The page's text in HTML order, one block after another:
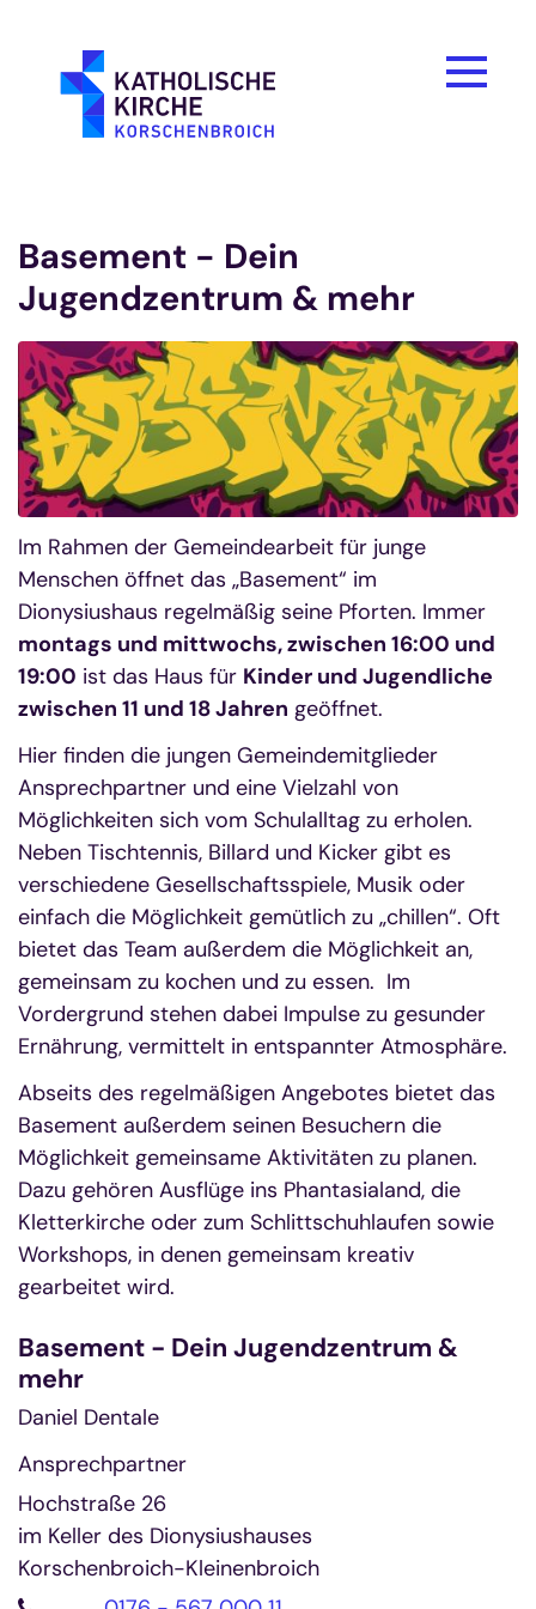
Basement - Dein
Jugendzentrum & mehr
Im Rahmen der Gemeindearbeit für junge
Menschen öffnet das „Basement“ im
Dionysiushaus regelmäßig seine Pforten. Immer
montags und mittwochs, zwischen 16:00 und
19:00 ist das Haus für Kinder und Jugendliche
zwischen 11 und 18 Jahren geöffnet.
Hier finden die jungen Gemeindemitglieder
Ansprechpartner und eine Vielzahl von
Möglichkeiten sich vom Schulalltag zu erholen.
Neben Tischtennis, Billard und Kicker gibt es
verschiedene Gesellschaftsspiele, Musik oder
einfach die Möglichkeit gemütlich zu „chillen“. Oft
bietet das Team außerdem die Möglichkeit an,
gemeinsam zu kochen und zu essen. Im
Vordergrund stehen dabei Impulse zu gesunder
Ernährung, vermittelt in entspannter Atmosphäre.
Abseits des regelmäßigen Angebotes bietet das
Basement außerdem seinen Besuchern die
Möglichkeit gemeinsame Aktivitäten zu planen.
Dazu gehören Ausflüge ins Phantasialand, die
Kletterkirche oder zum Schlittschuhlaufen sowie
Workshops, in denen gemeinsam kreativ
gearbeitet wird.
Basement - Dein Jugendzentrum &
mehr
Daniel Dentale
Ansprechpartner
Hochstraße 26
im Keller des Dionysiushauses
Korschenbroich-Kleinenbroich